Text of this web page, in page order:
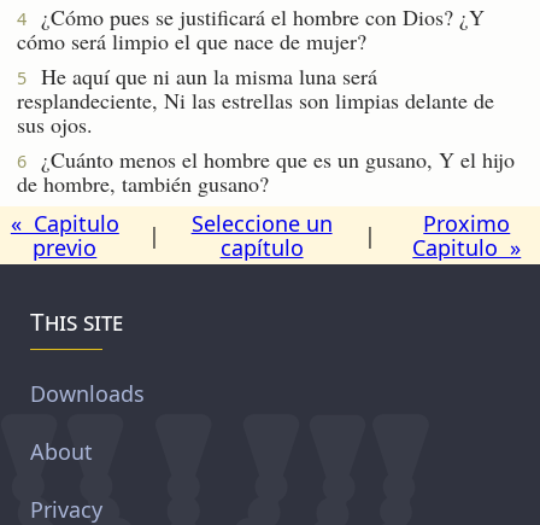
4
¿Cómo pues se justificará el hombre con Dios? ¿Y
cómo será limpio el que nace de mujer?
5
He aquí que ni aun la misma luna será
resplandeciente, Ni las estrellas son limpias delante de
sus ojos.
6
¿Cuánto menos el hombre que es un gusano, Y el hijo
de hombre, también gusano?
« Capitulo
previo
|
Seleccione un
capítulo
|
Proximo
Capitulo »
This site
Downloads
About
Privacy